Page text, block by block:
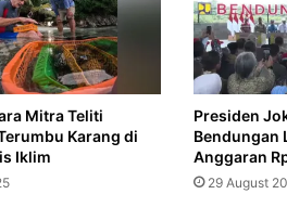
2026
2026
Raya Idulfitri 1 Syawal 1447
Mitra Teliti
Karang di
Iklim
Presiden
Bendungan
Anggaran
29 August